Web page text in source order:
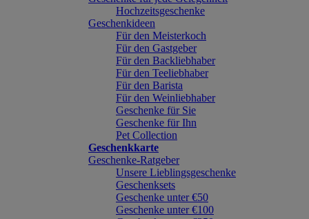
Hochzeitsgeschenke
Geschenkideen
Für den Meisterkoch
Für den Gastgeber
Für den Backliebhaber
Für den Teeliebhaber
Für den Barista
Für den Weinliebhaber
Geschenke für Sie
Geschenke für Ihn
Pet Collection
Geschenkkarte
Geschenke-Ratgeber
Unsere Lieblingsgeschenke
Geschenksets
Geschenke unter €50
Geschenke unter €100